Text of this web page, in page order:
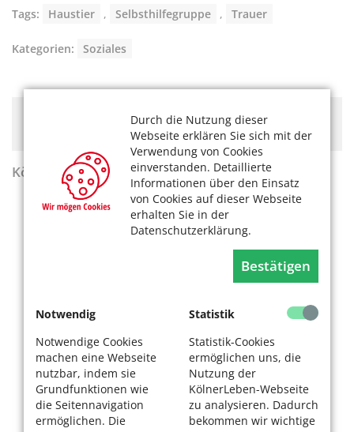
Durch die Nutzung dieser
Webseite erklären Sie sich mit der
Verwendung von Cookies
einverstanden. Detaillierte
Informationen über den Einsatz
von Cookies auf dieser Webseite
erhalten Sie in der
Datenschutzerklärung.
Bestätigen
Notwendig
Notwendige Cookies
machen eine Webseite
nutzbar, indem sie
Grundfunktionen wie
die Seitennavigation
ermöglichen. Die
Statistik
Statistik-Cookies
ermöglichen uns, die
Nutzung der
KölnerLeben-Webseite
zu analysieren. Dadurch
bekommen wir wichtige
Tags: Haustier , Selbsthilfegruppe , Trauer
Kategorien: Soziales
Hier könnte Werbung stehen, mit der wir uns
finanzieren. Bitte akzeptieren Sie dieCookie-Meldung.
KölnerLeben Sommer 2026